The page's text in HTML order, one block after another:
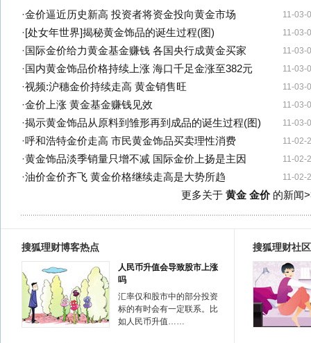
11-03-
·金价逼近历史新高 投资者将资金投向黄金市场
11-03-
·[处女年世界]揭秘黄金饰品的诞生过程(图)
11-03-
· 国际金价给力黄金基金赚钱 各国央行成黄金买家
11-03-
· 国内黄金饰品价格持续上涨 海口千足金涨至382元
11-03-
·视频:沪穗金价持续走高 黄金销售旺
11-03-
·金价上涨 黄金基金赚钱见效
11-03-
·揭示黄金饰品从原料到雏形再到成品的诞生过程(图)
11-02-
·呼和浩特金价走高 市民黄金饰品买卖理性消费
11-02-
·黄金饰品淡季销量只增不减 国际金价上扬是主因
11-02-
·油价金价齐飞 黄金价格继续走高是大势所趋
更多关于 黄金 金价的新闻
搜狐理财博客热点
人民币升值会导致股市上涨
吗
汇率仅和股市中的部分投资
标的有时会有一定联系。比
如人民币升值……
搜狐理财社